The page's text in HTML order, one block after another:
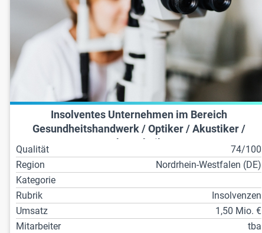
Insolventes Unternehmen im Bereich
Gesundheitshandwerk / Optiker / Akustiker /
Qualität
74/100
Region
Nordrhein-Westfalen (DE)
Kategorie
Rubrik
Insolvenzen
Umsatz
1,50 Mio. €
Mitarbeiter
tba